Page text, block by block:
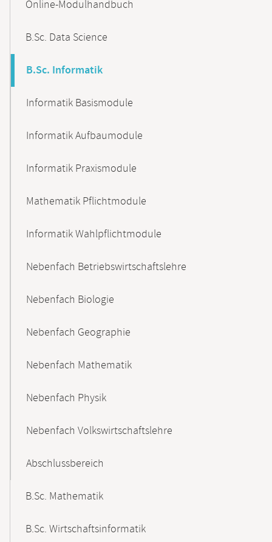
NavigationOnline-Modulhandbuch
B.Sc. Data Science
B.Sc. Informatik
Informatik Basismodule
Informatik Aufbaumodule
Informatik Praxismodule
Mathematik Pflichtmodule
Informatik Wahlpflichtmodule
Nebenfach Betriebswirtschaftslehre
Nebenfach Biologie
Nebenfach Geographie
Nebenfach Mathematik
Nebenfach Physik
Nebenfach Volkswirtschaftslehre
Abschlussbereich
B.Sc. Mathematik
B.Sc. Wirtschaftsinformatik